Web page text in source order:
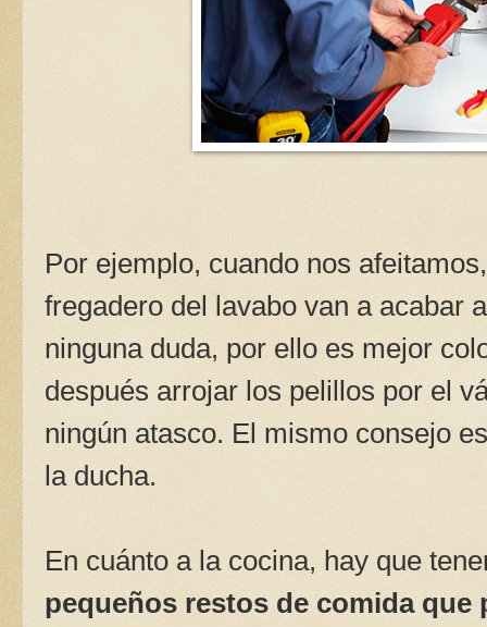
Por ejemplo, cuando nos
fregadero del lavabo van a acabar
ninguna duda, por ello es mejor
después arrojar los pelillos por el
ningún atasco. El mismo consejo
la ducha.
En cuánto a la cocina, hay que
pequeños restos de comida que